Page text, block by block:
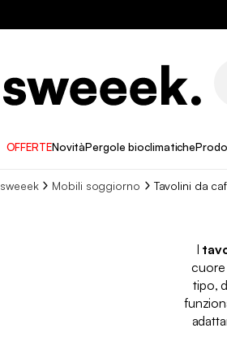
OFFERTENovitàPergole bioclimatiche
sweeek Mobili soggiorno Tavolini da
I
cuore
tipo,